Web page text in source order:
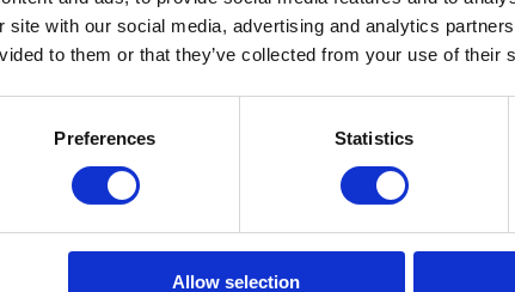
site with our social media, advertising and analytics
to them or that they’ve collected from your use of their
Preferences Statistics
Allow selection
en tocht vermijden,
naspoelen met schoon